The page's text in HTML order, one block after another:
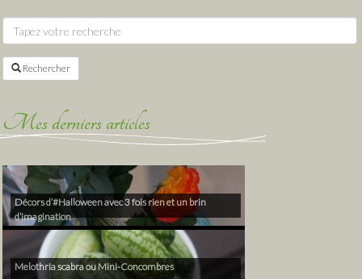
Rechercher
Mes derniers articles
Décors d’#Halloween avec 3 fois rien et un brin
d’imagination
Melothria scabra ou Mini-Concombres